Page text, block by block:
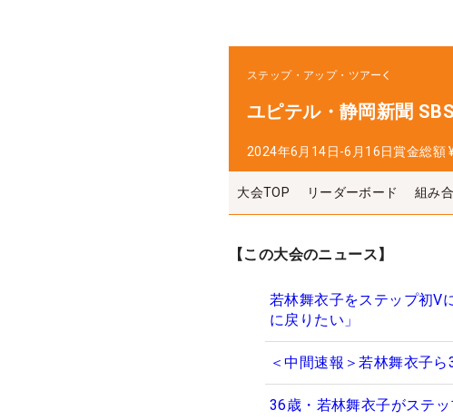
ステップ・アップ・ツアー
ユピテル・静岡新聞
2024年6月14日-6月16日賞金総額
大会TOP リーダーボード 組み
【この大会のニュース】
若林舞衣子をステップ初V
に戻りたい」
＜中間速報＞若林舞衣子
36歳・若林舞衣子がステ